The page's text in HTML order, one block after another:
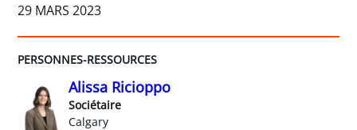
29 MARS 2023
PERSONNES-RESSOURCES
Alissa Ricioppo
Sociétaire
Calgary